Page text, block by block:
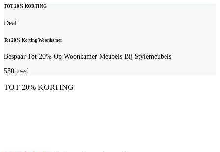
TOT 20% KORTING
Deal
Tot 20% Korting Woonkamer
Bespaar Tot 20% Op Woonkamer Meubels Bij Stylemeubels
550 used
TOT 20% KORTING